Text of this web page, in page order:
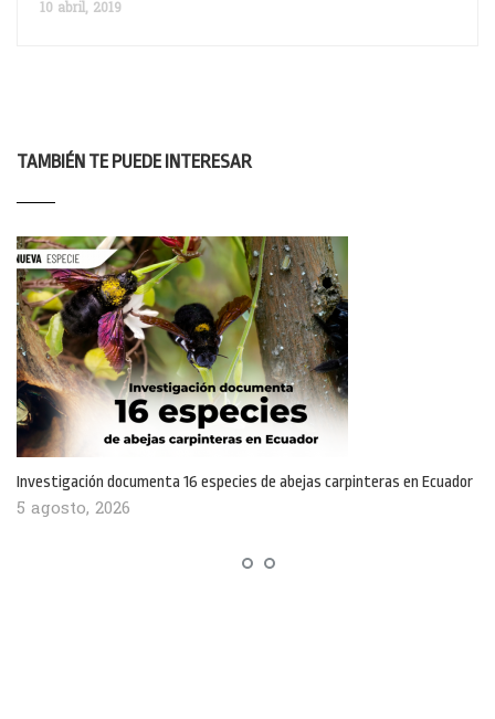
10 abril, 2019
TAMBIÉN TE PUEDE INTERESAR
Investigación documenta 16 especies de abejas carpinteras en Ecuador
5 agosto, 2026